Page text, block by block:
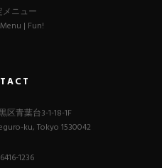
ニュー
| Fun!
区青葉台3-1-18-1F
ku, Tokyo 1530042
1236